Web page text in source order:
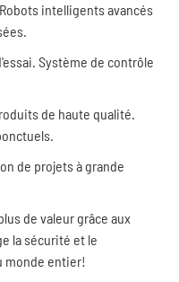
intelligents avancés
Système de contrôle
de haute qualité.
de projets à grande
de valeur grâce aux
la sécurité et le
monde entier!